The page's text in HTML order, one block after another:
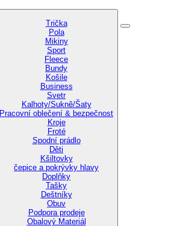
Trička
Pola
Mikiny
Sport
Fleece
Bundy
Košile
Business
Svetr
Kalhoty/Sukně/Šaty
Pracovní oblečení & bezpečnost
Kroje
Froté
Spodní prádlo
Děti
Kšiltovky
čepice a pokrývky hlavy
Doplňky
Tašky
Deštníky
Obuv
Podpora prodeje
Obalový Materiál